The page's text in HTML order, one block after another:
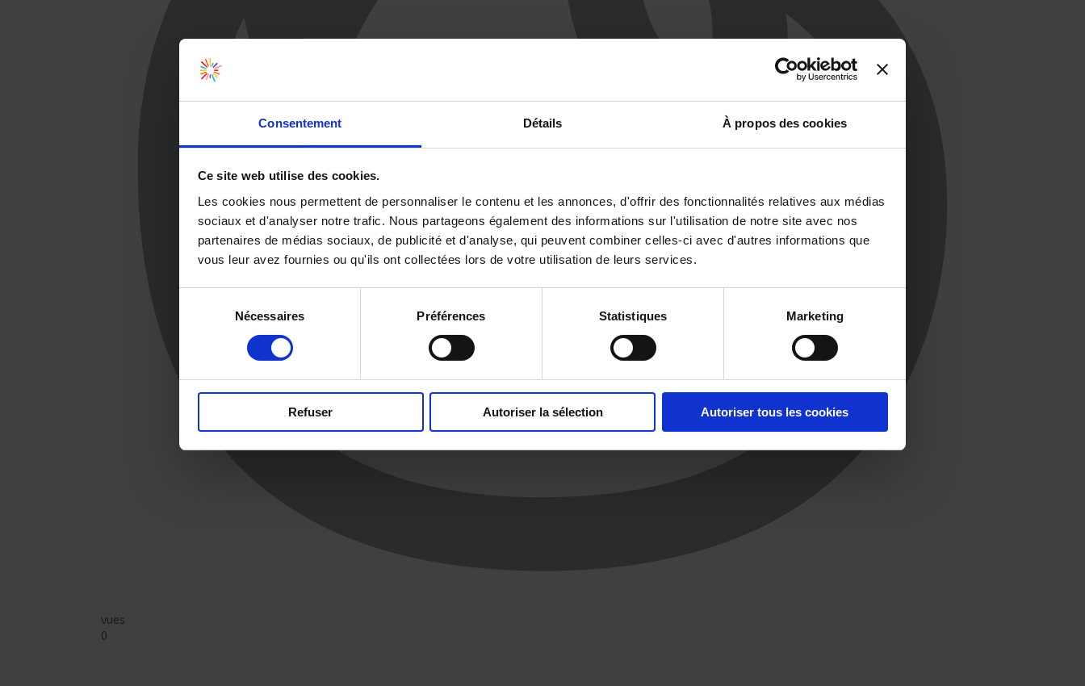
Consentement Détails À propos des cookies
Ce site web utilise des cookies.
Les cookies nous permettent de personnaliser le contenu et les annonces, d'offrir des fonctionnalités relatives aux médias
sociaux et d'analyser notre trafic. Nous partageons également des informations sur l'utilisation de notre site avec nos
partenaires de médias sociaux, de publicité et d'analyse, qui peuvent combiner celles-ci avec d'autres informations que
vous leur avez fournies ou qu'ils ont collectées lors de votre utilisation de leurs services.
consentement
Nécessaires Préférences Statistiques Marketing
Refuser Autoriser la sélection Autoriser tous les cookies
vues
0